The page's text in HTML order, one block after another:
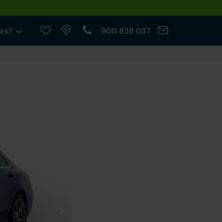
900 838 037